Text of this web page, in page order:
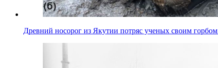
Древний носорог из Якутии потряс ученых своим